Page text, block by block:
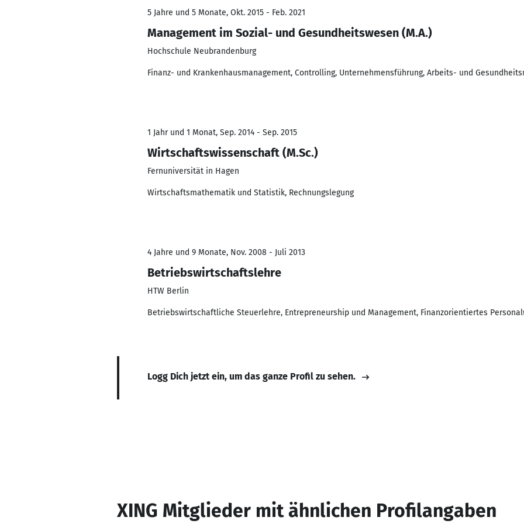
5 Jahre und 5 Monate, Okt. 2015 - Feb. 2021
Management im Sozial- und Gesundheitswesen (M.A.)
Hochschule Neubrandenburg
Finanz- und Krankenhausmanagement, Controlling, Unternehmensführung, Arbeits- und
1 Jahr und 1 Monat, Sep. 2014 - Sep. 2015
Wirtschaftswissenschaft (M.Sc.)
Fernuniversität in Hagen
Wirtschaftsmathematik und Statistik, Rechnungslegung
4 Jahre und 9 Monate, Nov. 2008 - Juli 2013
Betriebswirtschaftslehre
HTW Berlin
Betriebswirtschaftliche Steuerlehre, Entrepreneurship und Management, Finanzorientiertes
Logg Dich jetzt ein, um das ganze Profil zu sehen.
XING Mitglieder mit ähnlichen Profilangaben